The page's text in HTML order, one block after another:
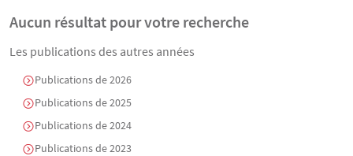
Aucun résultat pour votre recherche
Les publications des autres années
Publications de 2026
Publications de 2025
Publications de 2024
Publications de 2023